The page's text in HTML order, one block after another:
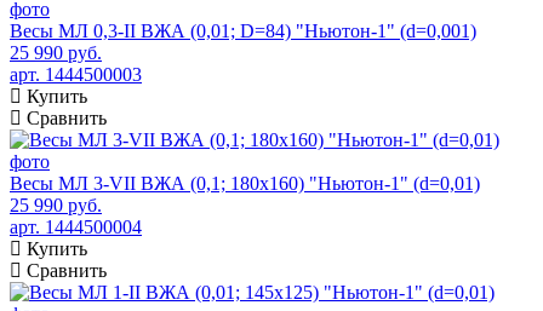
Весы МЛ 0,3-II ВЖА (0,01; D=84) "Ньютон-1" (d=0,001)
25 990 руб.
арт. 1444500003
Купить
Сравнить
Весы МЛ 3-VII ВЖА (0,1; 180x160) "Ньютон-1" (d=0,01)
25 990 руб.
арт. 1444500004
Купить
Сравнить